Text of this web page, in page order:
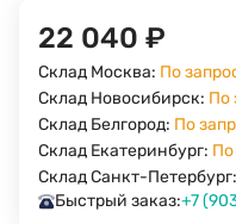
22 040 ₽
Склад Москва: По
Склад Новосибирск: По
Склад Белгород: По
Склад Екатеринбург: По
Склад Санкт-Петербург:
Быстрый заказ:+7